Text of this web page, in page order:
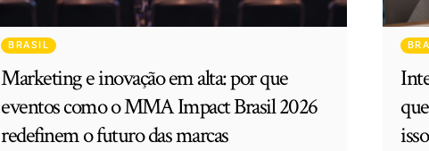
BRASIL
Marketing e inovação em alta: por que
eventos como o MMA Impact Brasil 2026
redefinem o futuro das marcas